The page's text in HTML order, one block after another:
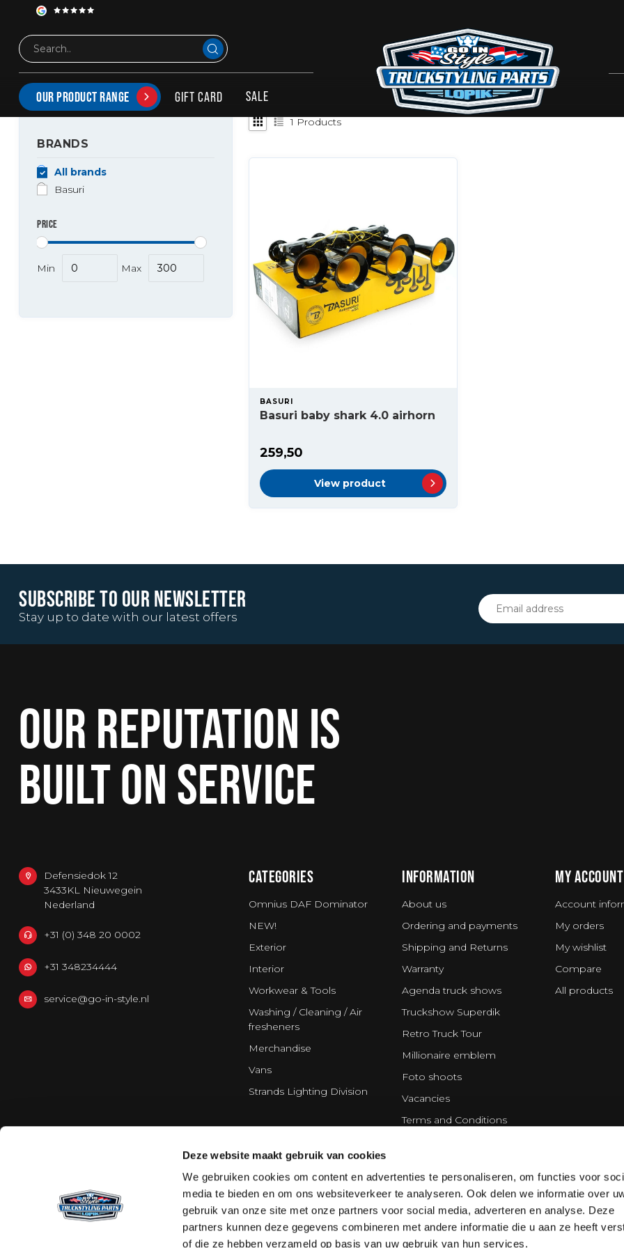
Deze website maakt gebruik van cookies
We gebruiken cookies om content en advertenties te personaliseren, om functies voor
media te bieden en om ons websiteverkeer te analyseren. Ook delen we informatie over
gebruik van onze site met onze partners voor social media, adverteren en analyse. Deze
partners kunnen deze gegevens combineren met andere informatie die u aan ze heeft
of die ze hebben verzameld op basis van uw gebruik van hun services.
OUR PRODUCT RANGE GIFT CARD SALE
PRODUCTS TAGGED WITH 4.0 BABYSHARK
BRANDS
All brands
Basuri
PRICE
Min Max
1 Products
BASURI
Basuri baby shark 4.0 airhorn
259,50
View product
SUBSCRIBE TO OUR NEWSLETTER
Stay up to date with our latest offers
OUR REPUTATION IS
BUILT ON SERVICE
Defensiedok 12
3433KL Nieuwegein
Nederland
+31 (0) 348 20 0002
+31 348234444
service@go-in-style.nl
CATEGORIES
Omnius DAF Dominator
NEW!
Exterior
Interior
Workwear & Tools
Washing / Cleaning / Air
fresheners
Merchandise
Vans
Strands Lighting Division
INFORMATION
About us
Ordering and payments
Shipping and Returns
Warranty
Agenda truck shows
Truckshow Superdik
Retro Truck Tour
Millionaire emblem
Foto shoots
Vacancies
Terms and Conditions
Cookie policy
Partners
MY ACCOUNT
Account
My orders
My wishlist
Compare
All products